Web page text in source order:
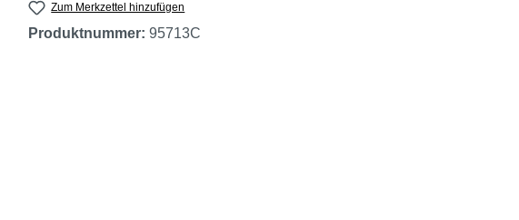
Zum Merkzettel hinzufügen
Produktnummer: 95713C